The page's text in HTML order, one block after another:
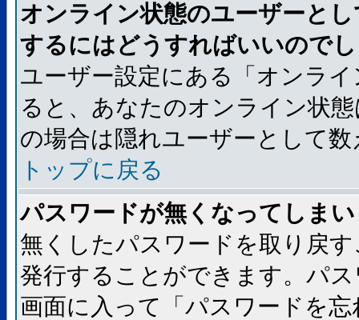
オンライン状態のユーザーと
するにはどうすればいいので
ユーザー設定にある「オンラ
ると、あなたのオンライン状
の場合は隠れユーザーとして
トップに戻る
パスワードが無くなってしま
無くしたパスワードを取り戻
発行することができます。パ
画面に入って「パスワードを